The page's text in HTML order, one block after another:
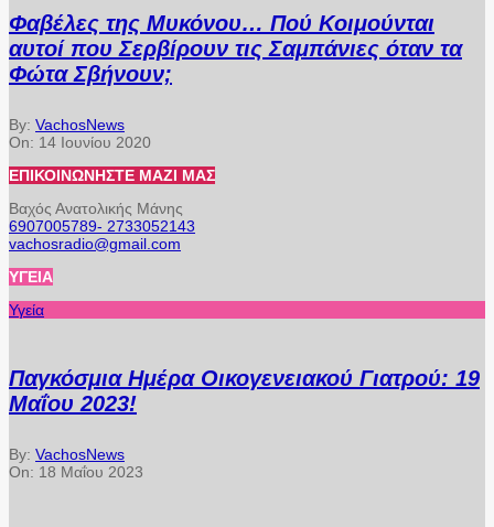
Φαβέλες της Μυκόνου… Πού Κοιμούνται
αυτοί που Σερβίρουν τις Σαμπάνιες όταν τα
Φώτα Σβήνουν;
By: VachosNews
On: 14 Ιουνίου 2020
ΕΠΙΚΟΙΝΩΝΉΣΤΕ ΜΑΖΊ ΜΑΣ
Βαχός Ανατολικής Μάνης
6907005789- 2733052143
vachosradio@gmail.com
ΥΓΕΊΑ
Υγεία
Παγκόσμια Ημέρα Οικογενειακού Γιατρού: 19
Μαΐου 2023!
By: VachosNews
On: 18 Μαΐου 2023